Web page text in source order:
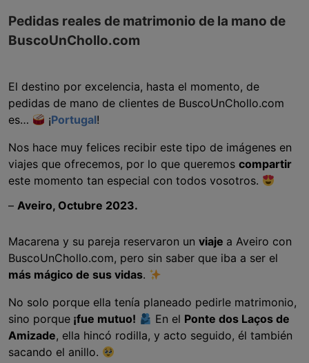
Pedidas reales de matrimonio de la mano de
BuscoUnChollo.com
El destino por excelencia, hasta el momento, de
pedidas de mano de clientes de BuscoUnChollo.com
es…
¡Portugal!
Nos hace muy felices recibir este tipo de imágenes en
viajes que ofrecemos, por lo que queremos compartir
este momento tan especial con todos vosotros.
– Aveiro, Octubre 2023.
Macarena y su pareja reservaron un viaje a Aveiro con
BuscoUnChollo.com, pero sin saber que iba a ser el
más mágico de sus vidas.
No solo porque ella tenía planeado pedirle matrimonio,
sino porque ¡fue mutuo! En el Ponte dos Laços de
Amizade, ella hincó rodilla, y acto seguido, él también
sacando el anillo.